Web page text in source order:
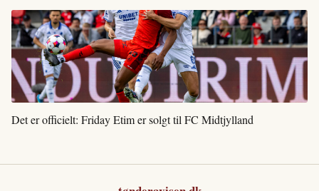
Det er officielt: Friday Etim er solgt til FC Midtjylland